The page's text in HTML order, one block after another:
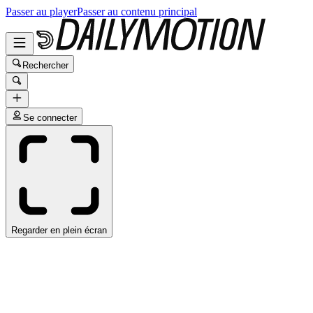
Passer au playerPasser au contenu principal
Rechercher
Se connecter
Regarder en plein écran